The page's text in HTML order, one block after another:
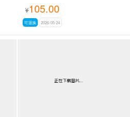
¥105.00
可退换 2026-05-24